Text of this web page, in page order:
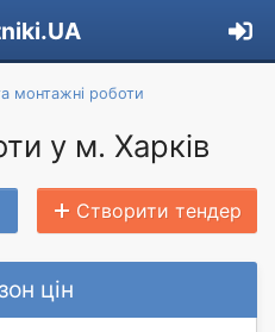
монтажні роботи
у м. Харків
Створити тендер
цін